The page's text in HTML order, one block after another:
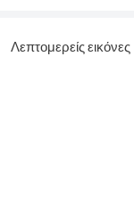
Λεπτομερείς εικόνες